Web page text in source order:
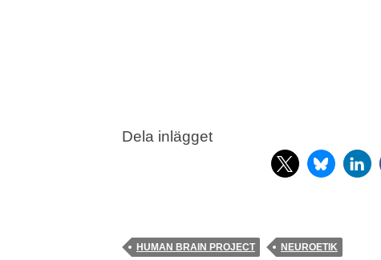
Dela inlägget
HUMAN BRAIN PROJECT NEUROETIK